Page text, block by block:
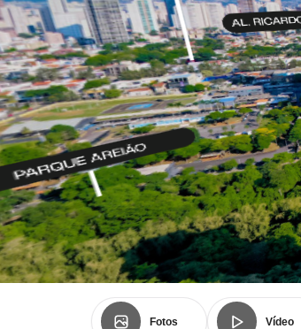
Fotos Vídeo